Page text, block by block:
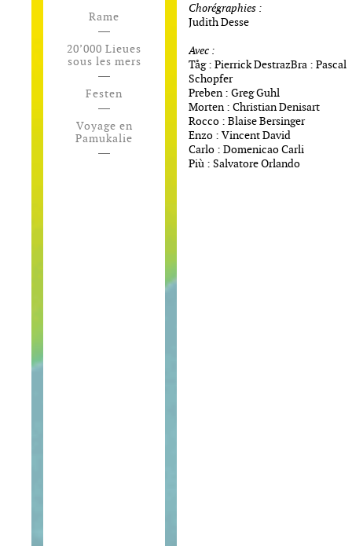
Chorégraphies :
Judith Desse
Avec :
Tåg : Pierrick DestrazBra : Pascal
Schopfer
Preben : Greg Guhl
Morten : Christian Denisart
Rocco : Blaise Bersinger
Enzo : Vincent David
Carlo : Domenicao Carli
Più : Salvatore Orlando
Rame
20’000 Lieues
sous les mers
Festen
Voyage en
Pamukalie